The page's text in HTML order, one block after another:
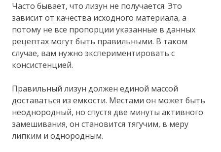
Часто бывает, что лизун не получается. Это
зависит от качества исходного материала, а
потому не все пропорции указанные в данных
рецептах могут быть правильными. В таком
случае, вам нужно экспериментировать с
консистенцией.
Правильный лизун должен единой массой
доставаться из емкости. Местами он может быть
неоднородный, но спустя две минуты активного
замешивания, он становится тягучим, в меру
липким и однородным.